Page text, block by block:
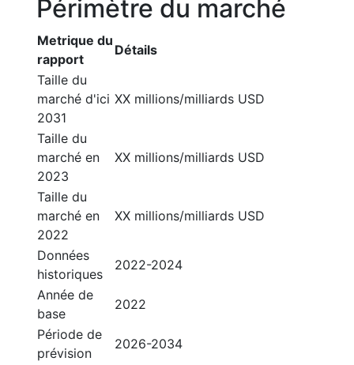
Périmètre du marché
Metrique du
rapport
Détails
Taille du
marché d'ici
2031
XX millions/milliards USD
Taille du
marché en
2023
XX millions/milliards USD
Taille du
marché en
2022
XX millions/milliards USD
Données
historiques
2022-2024
Année de
base
2022
Période de
prévision
2026-2034